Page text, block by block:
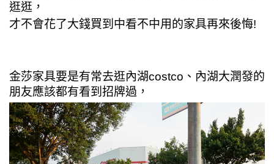
逛逛，
才不會花了大錢買到中看不中用的家具再來後悔!
金莎家具要是有常去逛內湖costco、內湖大潤發的
朋友應該都有看到招牌過，